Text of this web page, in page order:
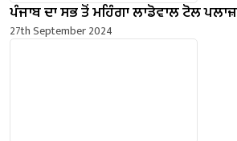
ਪੰਜਾਬ ਦਾ ਸਭ ਤੋਂ ਮਹਿੰਗਾ ਲਾਡੋਵਾਲ ਟੋਲ
27th September 2024